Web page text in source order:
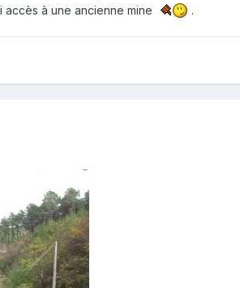
à une ancienne mine
.